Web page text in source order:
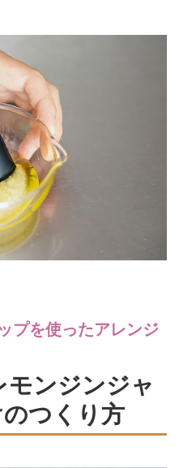
プを使ったアレンジ
モンジンジャ
つくり方